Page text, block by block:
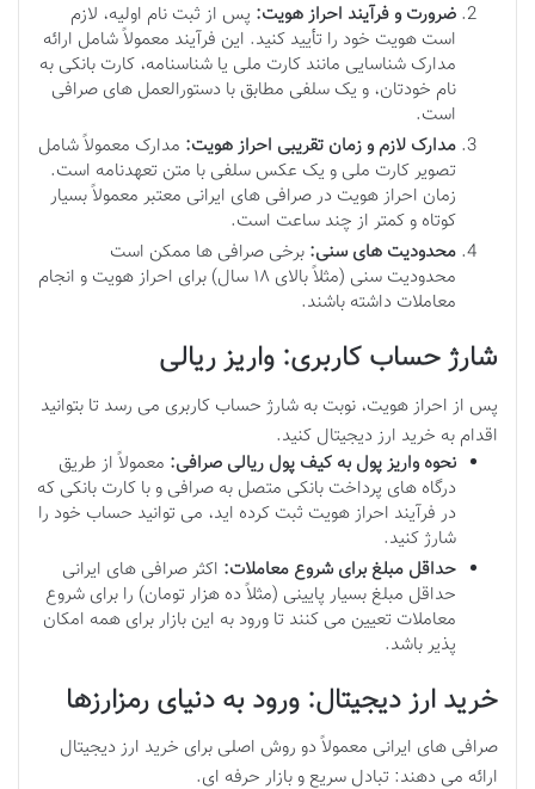
ضرورت و فرآیند احراز هویت: پس از ثبت نام اولیه، لازم
است هویت خود را تأیید کنید. این فرآیند معمولاً شامل ارائه
مدارک شناسایی مانند کارت ملی یا شناسنامه، کارت بانکی به
نام خودتان، و یک سلفی مطابق با دستورالعمل های صرافی
است.
مدارک لازم و زمان تقریبی احراز هویت: مدارک معمولاً شامل
تصویر کارت ملی و یک عکس سلفی با متن تعهدنامه است.
زمان احراز هویت در صرافی های ایرانی معتبر معمولاً بسیار
کوتاه و کمتر از چند ساعت است.
محدودیت های سنی: برخی صرافی ها ممکن است
محدودیت سنی (مثلاً بالای ۱۸ سال) برای احراز هویت و انجام
معاملات داشته باشند.
شارژ حساب کاربری: واریز ریالی
پس از احراز هویت، نوبت به شارژ حساب کاربری می رسد تا بتوانید
اقدام به خرید ارز دیجیتال کنید.
نحوه واریز پول به کیف پول ریالی صرافی: معمولاً از طریق
درگاه های پرداخت بانکی متصل به صرافی و با کارت بانکی که
در فرآیند احراز هویت ثبت کرده اید، می توانید حساب خود را
شارژ کنید.
حداقل مبلغ برای شروع معاملات: اکثر صرافی های ایرانی
حداقل مبلغ بسیار پایینی (مثلاً ده هزار تومان) را برای شروع
معاملات تعیین می کنند تا ورود به این بازار برای همه امکان
پذیر باشد.
خرید ارز دیجیتال: ورود به دنیای رمزارزها
صرافی های ایرانی معمولاً دو روش اصلی برای خرید ارز دیجیتال
ارائه می دهند: تبادل سریع و بازار حرفه ای.